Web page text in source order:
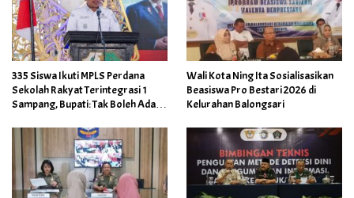
335 Siswa Ikuti MPLS Perdana
Sekolah Rakyat Terintegrasi 1
Sampang, Bupati: Tak Boleh Ada
Kemiskinan
Wali Kota Ning Ita Sosialisasikan
Beasiswa Pro Bestari 2026 di
Kelurahan Balongsari